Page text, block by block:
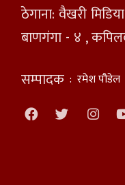
ठेगाना: वैखरी मिडिया
बाणगंगा - ४ ,
सम्पादक : रमेश पौडेल